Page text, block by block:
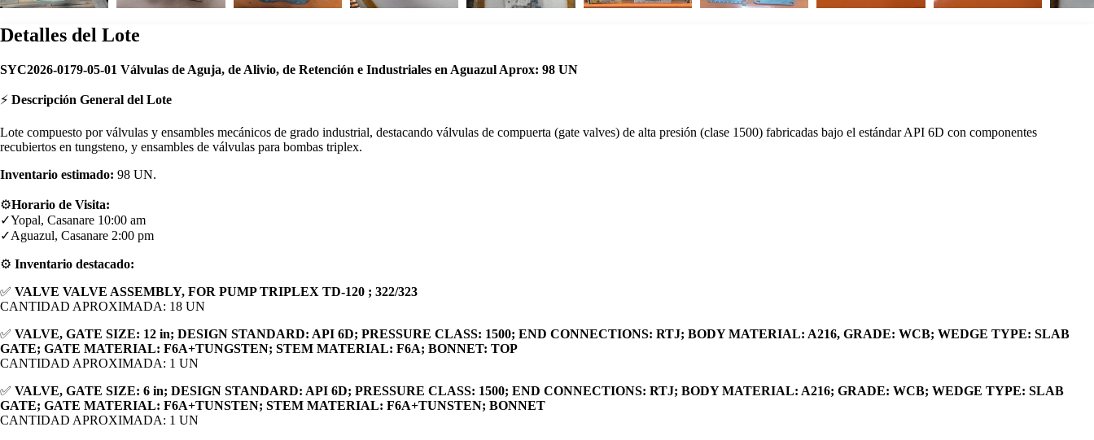
Detalles del Lote
SYC2026-0179-05-01 Válvulas de Aguja, de Alivio, de Retención e Industriales en Aguazul Aprox: 98 UN
⚡ Descripción General del Lote
Lote compuesto por válvulas y ensambles mecánicos de grado industrial, destacando válvulas de compuerta (gate valves) de alta presión (clase 1500) fabricadas bajo el estándar API 6D con componentes
recubiertos en tungsteno, y ensambles de válvulas para bombas triplex.
Inventario estimado: 98 UN.
⚙️Horario de Visita:
✓Yopal, Casanare 10:00 am
✓Aguazul, Casanare 2:00 pm
⚙️ Inventario destacado:
✅ VALVE VALVE ASSEMBLY, FOR PUMP TRIPLEX TD-120 ; 322/323
CANTIDAD APROXIMADA: 18 UN
✅ VALVE, GATE SIZE: 12 in; DESIGN STANDARD: API 6D; PRESSURE CLASS: 1500; END CONNECTIONS: RTJ; BODY MATERIAL: A216, GRADE: WCB; WEDGE TYPE: SLAB
GATE; GATE MATERIAL: F6A+TUNGSTEN; STEM MATERIAL: F6A; BONNET: TOP
CANTIDAD APROXIMADA: 1 UN
✅ VALVE, GATE SIZE: 6 in; DESIGN STANDARD: API 6D; PRESSURE CLASS: 1500; END CONNECTIONS: RTJ; BODY MATERIAL: A216; GRADE: WCB; WEDGE TYPE: SLAB
GATE; GATE MATERIAL: F6A+TUNSTEN; STEM MATERIAL: F6A+TUNSTEN; BONNET
CANTIDAD APROXIMADA: 1 UN